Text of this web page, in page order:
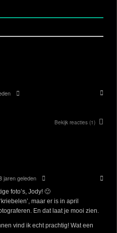
Bekijk reacties (1)
jaren geleden
foto’s, Jody! 🙂
maar er is in april
En dat laat je mooi zien.
vind ik echt prachtig! Wat een